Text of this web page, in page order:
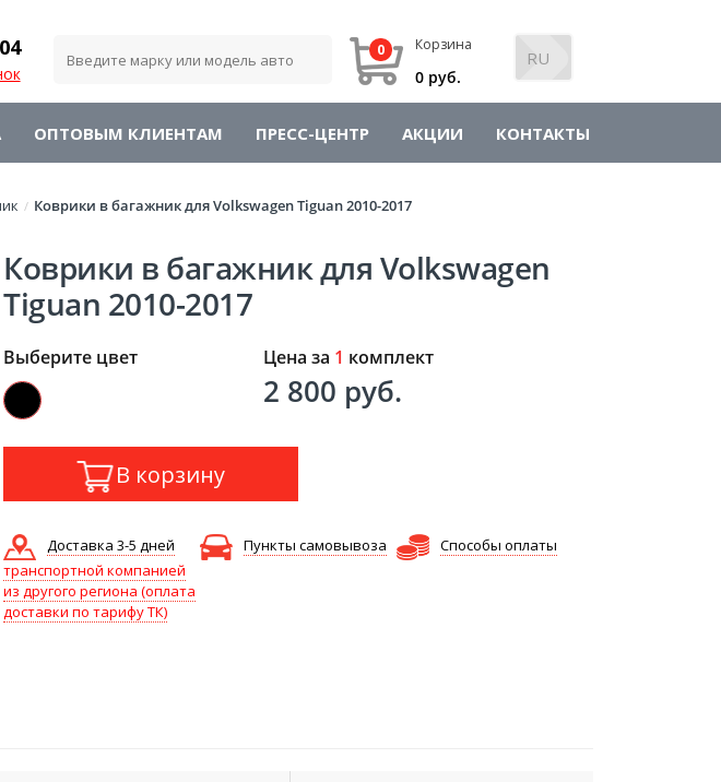
Корзина
0
0 руб.
ОПТОВЫМ КЛИЕНТАМ ПРЕСС-ЦЕНТР АКЦИИ КОНТАКТЫ
/ Коврики в багажник для Volkswagen Tiguan 2010-2017
Коврики в багажник для Volkswagen
Tiguan 2010-2017
Выберите цвет Цена за 1 комплект
2 800 руб.
В корзину
Доставка 3-5 дней
транспортной компанией
из другого региона (оплата
доставки по тарифу ТК)
Пункты самовывоза Способы оплаты